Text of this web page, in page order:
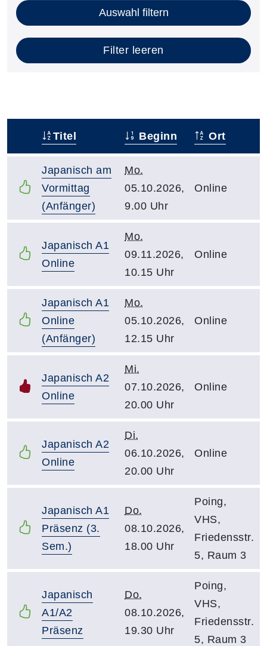
Auswahl filtern
Filter leeren
Titel Beginn Ort
Japanisch am
Vormittag
(Anfänger)
Mo.
05.10.2026,
9.00 Uhr
Online
Japanisch A1
Online
Mo.
09.11.2026,
10.15 Uhr
Online
Japanisch A1
Online
(Anfänger)
Mo.
05.10.2026,
12.15 Uhr
Online
Japanisch A2
Online
Mi.
07.10.2026,
20.00 Uhr
Online
Japanisch A2
Online
Di.
06.10.2026,
20.00 Uhr
Online
Japanisch A1
Präsenz (3.
Sem.)
Do.
08.10.2026,
18.00 Uhr
Poing,
VHS,
Friedensstr.
5, Raum 3
Japanisch
A1/A2
Präsenz
Do.
08.10.2026,
19.30 Uhr
Poing,
VHS,
Friedensstr.
5, Raum 3